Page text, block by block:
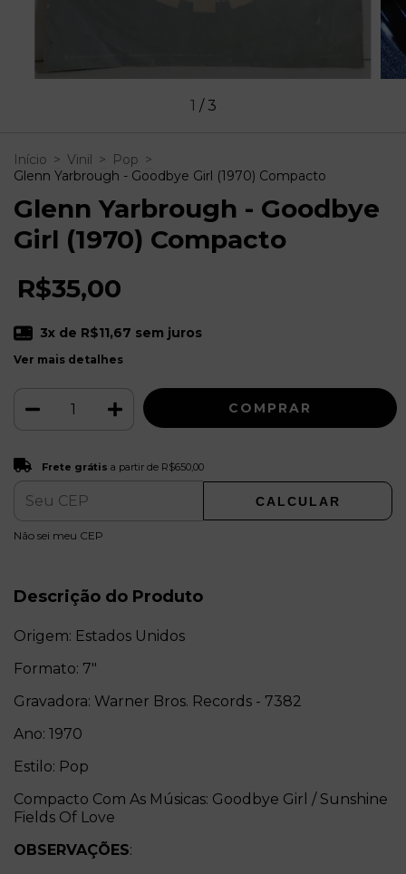
1 / 3
Início > Vinil > Pop >
Glenn Yarbrough - Goodbye Girl (1970) Compacto
Glenn Yarbrough - Goodbye
Girl (1970) Compacto
R$35,00
3x de R$11,67 sem juros
Ver mais detalhes
Entregas para o CEP: ALTERAR CEP
Frete grátis a partir de R$650,00
CALCULAR
Não sei meu CEP
Descrição do Produto
Origem: Estados Unidos
Formato: 7"
Gravadora: Warner Bros. Records - 7382
Ano: 1970
Estilo: Pop
Compacto Com As Músicas: Goodbye Girl / Sunshine
Fields Of Love
OBSERVAÇÕES: